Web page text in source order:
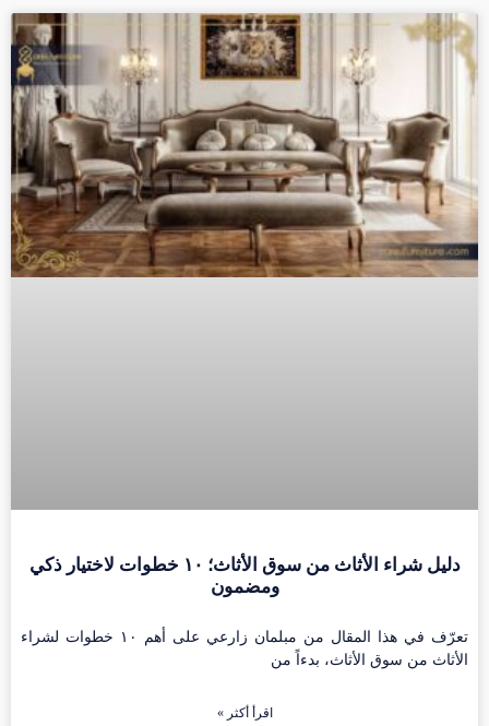
دليل شراء الأثاث من سوق الأثاث؛ ١٠ خطوات لاختيار ذكي
ومضمون
تعرّف في هذا المقال من مبلمان زارعي على أهم ١٠ خطوات لشراء
الأثاث من سوق الأثاث، بدءاً من
اقرأ أكثر »